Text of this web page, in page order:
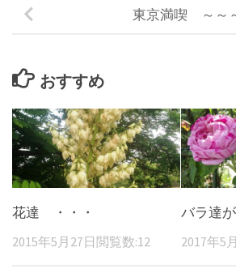
東京満喫 ～～
おすすめ
花達 ・・・
2015年5月27日 閲覧数:12
バラ達
2017年5